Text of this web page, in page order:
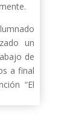
un
de
a final
“El